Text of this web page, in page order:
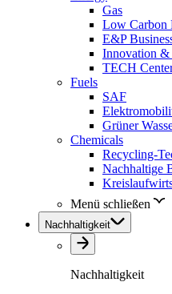
Gas
Low Carbon
E&P
Innovation &
TECH
Fuels
SAF
Grüner
Chemicals
Recycling-
Nachhaltige
Menü schließen
Nachhaltigkeit
Nachhaltigkeit